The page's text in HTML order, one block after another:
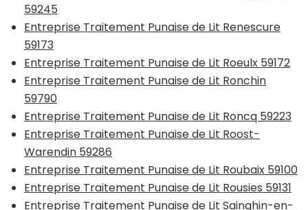
59245
Entreprise Traitement Punaise de Lit Renescure
59173
Entreprise Traitement Punaise de Lit Roeulx 59172
Entreprise Traitement Punaise de Lit Ronchin
59790
Entreprise Traitement Punaise de Lit Roncq 59223
Entreprise Traitement Punaise de Lit Roost-
Warendin 59286
Entreprise Traitement Punaise de Lit Roubaix 59100
Entreprise Traitement Punaise de Lit Rousies 59131
Entreprise Traitement Punaise de Lit Sainghin-en-